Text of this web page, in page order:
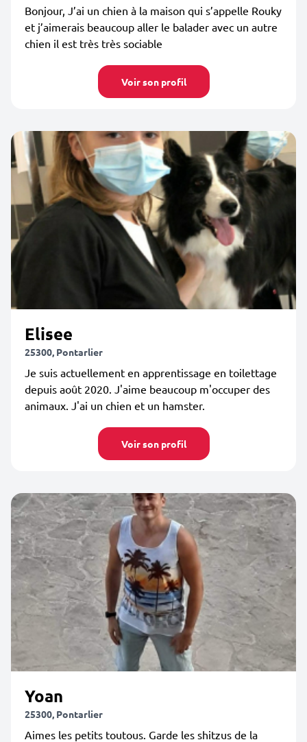
Bonjour, J’ai un chien à la maison qui s’appelle Rouky
et j’aimerais beaucoup aller le balader avec un autre
chien il est très très sociable
Voir son profil
Elisee
25300, Pontarlier
Je suis actuellement en apprentissage en toilettage
depuis août 2020. J'aime beaucoup m'occuper des
animaux. J'ai un chien et un hamster.
Voir son profil
Yoan
25300, Pontarlier
Aimes les petits toutous. Garde les shitzus de la